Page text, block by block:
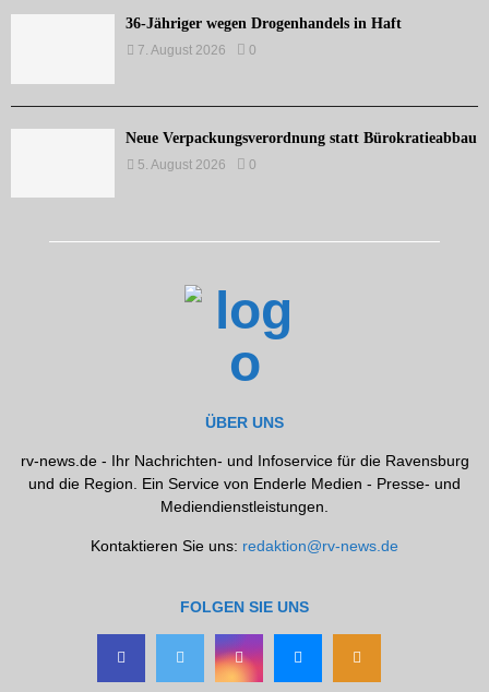
36-Jähriger wegen Drogenhandels in Haft
7. August 2026 0
Neue Verpackungsverordnung statt Bürokratieabbau
5. August 2026 0
ÜBER UNS
rv-news.de - Ihr Nachrichten- und Infoservice für die Ravensburg
und die Region. Ein Service von Enderle Medien - Presse- und
Mediendienstleistungen.
Kontaktieren Sie uns: redaktion@rv-news.de
FOLGEN SIE UNS